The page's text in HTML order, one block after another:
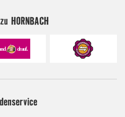
HORNBACH